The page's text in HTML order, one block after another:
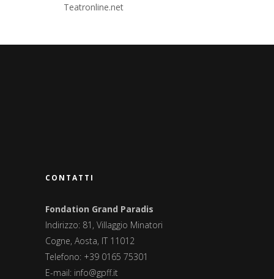
Teatronline.net
CONTATTI
Fondation Grand Paradis
Indirizzo: 81, Villaggio Minatori
Cogne, Aosta, IT 11012
Telefono: +39 0165 75301
E-mail: info@gpff.it